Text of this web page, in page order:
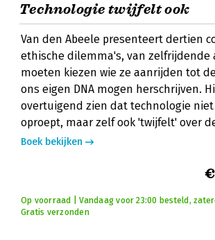
Technologie twijfelt ook
Van den Abeele presenteert dertien
ethische dilemma's, van zelfrijdende
moeten kiezen wie ze aanrijden tot
ons eigen DNA mogen herschrijven.
overtuigend zien dat technologie
oproept, maar zelf ook 'twijfelt' over
Boek bekijken
Op voorraad | Vandaag voor 23:00 besteld,
Gratis verzonden